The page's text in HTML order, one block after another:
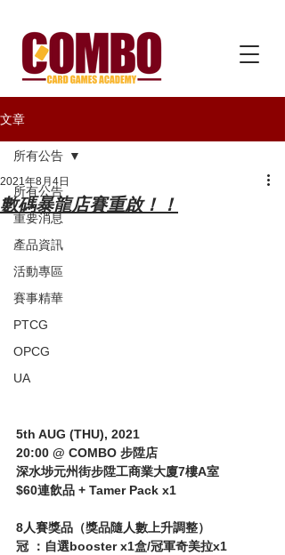
文章
所有公告
重要消息
產品資訊
活動專區
賽事精華
PTCG
OPCG
UA
所有公告
數碼暴龍店賽重啟！！
2021年8月4日
5th AUG (THU), 2021
20:00 @ COMBO 步陞店
深水埗元州街步陞工商業大廈7樓A室
$60連飲品 + Tamer Pack x1
8人賽獎品（獎品隨人數上升調整）
冠 ：自選booster x1盒/冠軍奇美拉x1